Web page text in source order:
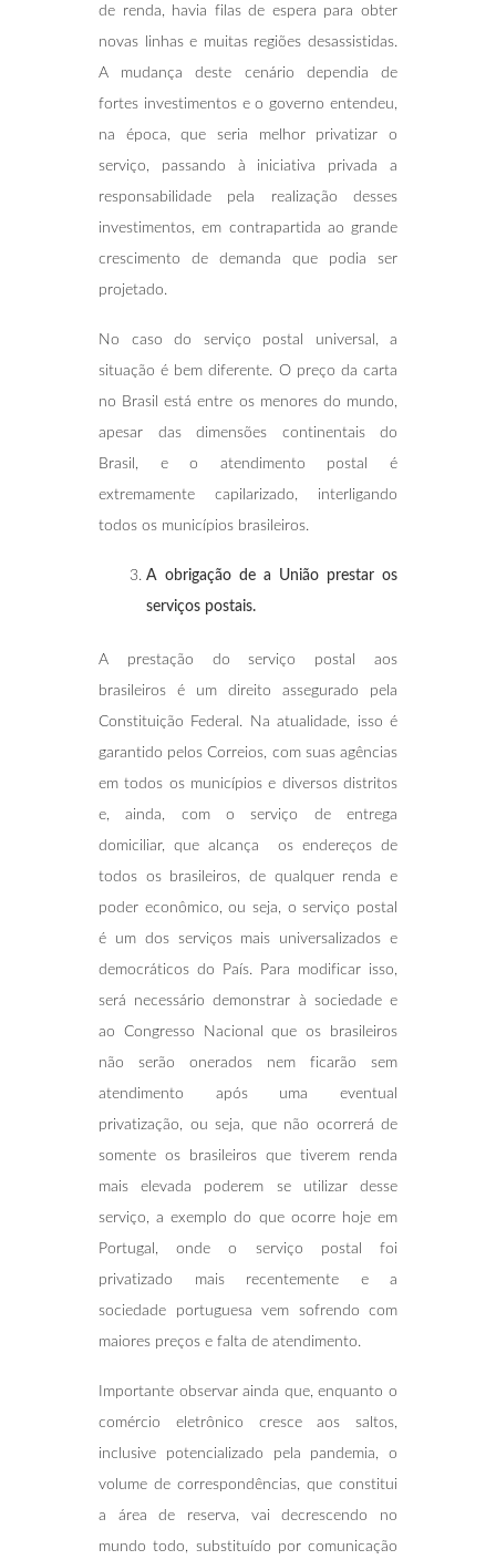
de renda, havia filas de espera para obter
novas linhas e muitas regiões desassistidas.
A mudança deste cenário dependia de
fortes investimentos e o governo entendeu,
na época, que seria melhor privatizar o
serviço, passando à iniciativa privada a
responsabilidade pela realização desses
investimentos, em contrapartida ao grande
crescimento de demanda que podia ser
projetado.
No caso do serviço postal universal, a
situação é bem diferente. O preço da carta
no Brasil está entre os menores do mundo,
apesar das dimensões continentais do
Brasil, e o atendimento postal é
extremamente capilarizado, interligando
todos os municípios brasileiros.
A obrigação de a União prestar os
serviços postais.
A prestação do serviço postal aos
brasileiros é um direito assegurado pela
Constituição Federal. Na atualidade, isso é
garantido pelos Correios, com suas agências
em todos os municípios e diversos distritos
e, ainda, com o serviço de entrega
domiciliar, que alcança os endereços de
todos os brasileiros, de qualquer renda e
poder econômico, ou seja, o serviço postal
é um dos serviços mais universalizados e
democráticos do País. Para modificar isso,
será necessário demonstrar à sociedade e
ao Congresso Nacional que os brasileiros
não serão onerados nem ficarão sem
atendimento após uma eventual
privatização, ou seja, que não ocorrerá de
somente os brasileiros que tiverem renda
mais elevada poderem se utilizar desse
serviço, a exemplo do que ocorre hoje em
Portugal, onde o serviço postal foi
privatizado mais recentemente e a
sociedade portuguesa vem sofrendo com
maiores preços e falta de atendimento.
Importante observar ainda que, enquanto o
comércio eletrônico cresce aos saltos,
inclusive potencializado pela pandemia, o
volume de correspondências, que constitui
a área de reserva, vai decrescendo no
mundo todo, substituído por comunicação